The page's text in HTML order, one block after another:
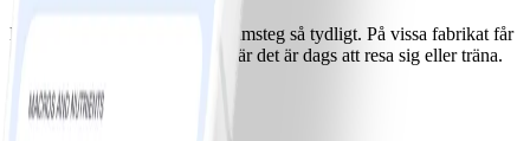
Det är spännande att se sina framsteg så tydligt. På vissa fabrikat får
du dessutom påminnelser för när det är dags att resa sig eller träna.